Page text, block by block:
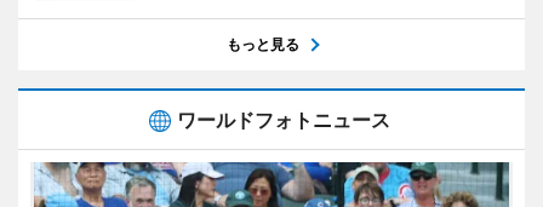
もっと見る
ワールドフォトニュース